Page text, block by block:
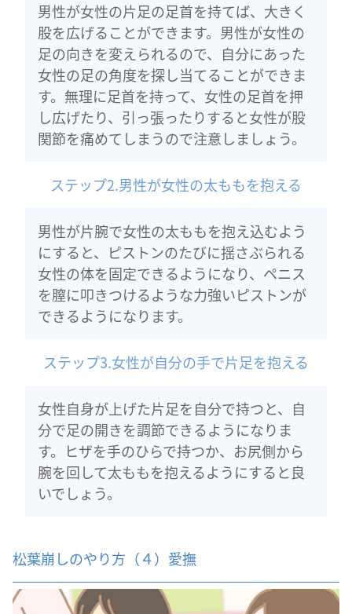
男性が女性の片足の足首を持てば、大きく
股を広げることができます。男性が女性の
足の向きを変えられるので、自分にあった
女性の足の角度を探し当てることができま
す。無理に足首を持って、女性の足首を押
し広げたり、引っ張ったりすると女性が股
関節を痛めてしまうので注意しましょう。
ステップ2.男性が女性の太ももを抱える
男性が片腕で女性の太ももを抱え込むよう
にすると、ピストンのたびに揺さぶられる
女性の体を固定できるようになり、ペニス
を膣に叩きつけるような力強いピストンが
できるようになります。
ステップ3.女性が自分の手で片足を抱える
女性自身が上げた片足を自分で持つと、自
分で足の開きを調節できるようになりま
す。ヒザを手のひらで持つか、お尻側から
腕を回して太ももを抱えるようにすると良
いでしょう。
松葉崩しのやり方（４）愛撫